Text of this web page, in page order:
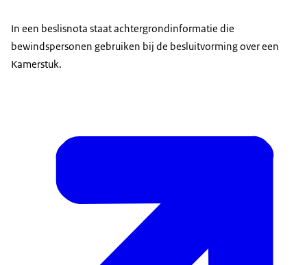
In een beslisnota staat achtergrondinformatie die
bewindspersonen gebruiken bij de besluitvorming over een
Kamerstuk.